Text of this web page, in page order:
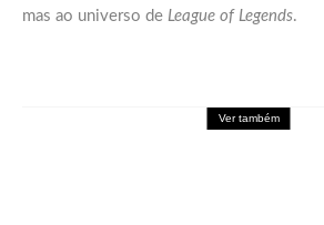
mas ao universo de League of Legends.
Ver também